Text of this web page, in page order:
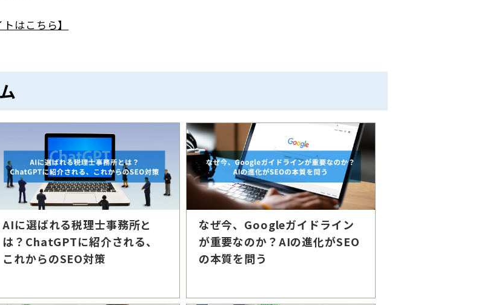
はこちら】
AIに選ばれる税理士事務所と
は？ChatGPTに紹介される、
これからのSEO対策
なぜ今、Googleガイドライン
が重要なのか？AIの進化がSEO
の本質を問う